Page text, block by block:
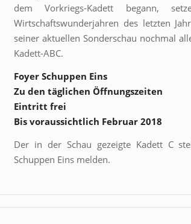
dem Vorkriegs-Kadett begann,
Wirtschaftswunderjahren des letzten
seiner aktuellen Sonderschau nochmal
Kadett-ABC.
Foyer Schuppen Eins
Zu den täglichen Öffnungszeiten
Eintritt frei
Bis voraussichtlich Februar 2018
Der in der Schau gezeigte Kadett C
Schuppen Eins melden.